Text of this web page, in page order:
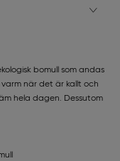
bomull som andas
när det är kallt och
hela dagen. Dessutom